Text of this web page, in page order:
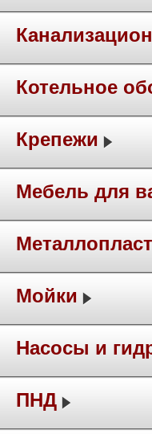
Котельное
Крепежи
Мебель для
Мойки
Насосы и
ПНД